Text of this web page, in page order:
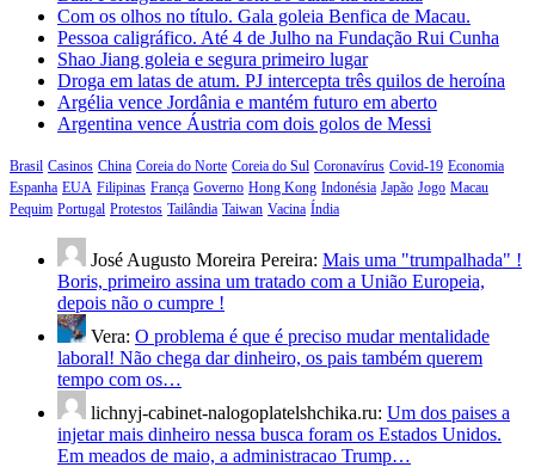
Com os olhos no título. Gala goleia Benfica de Macau.
Pessoa caligráfico. Até 4 de Julho na Fundação Rui Cunha
Shao Jiang goleia e segura primeiro lugar
Droga em latas de atum. PJ intercepta três quilos de heroína
Argélia vence Jordânia e mantém futuro em aberto
Argentina vence Áustria com dois golos de Messi
Brasil Casinos China Coreia do Norte Coreia do Sul Coronavírus Covid-19 Economia
Espanha EUA Filipinas França Governo Hong Kong Indonésia Japão Jogo Macau
Pequim Portugal Protestos Tailândia Taiwan Vacina Índia
José Augusto Moreira Pereira: Mais uma "trumpalhada" !
Boris, primeiro assina um tratado com a União Europeia,
depois não o cumpre !
Vera: O problema é que é preciso mudar mentalidade
laboral! Não chega dar dinheiro, os pais também querem
tempo com os…
lichnyj-cabinet-nalogoplatelshchika.ru: Um dos paises a
injetar mais dinheiro nessa busca foram os Estados Unidos.
Em meados de maio, a administracao Trump…